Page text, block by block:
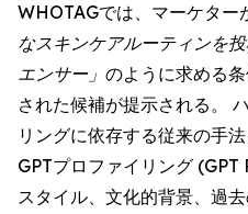
WHOTAGでは、マーケター
なスキンケアルーティンを
エンサー」 のように求める
された候補が提示される。
リングに依存する従来の手
GPTプロファイリング
スタイル、文化的背景、過